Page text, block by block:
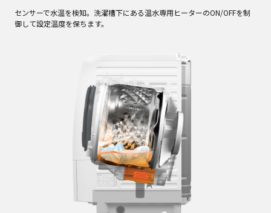
センサーで水温を検知。洗濯槽下にある温水専用ヒーターのON/OFFを制
御して設定温度を保ちます。